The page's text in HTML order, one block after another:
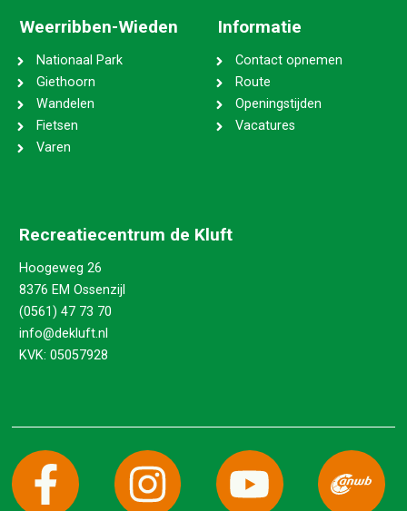
Weerribben-Wieden
Nationaal Park
Giethoorn
Wandelen
Fietsen
Varen
Informatie
Contact opnemen
Route
Openingstijden
Vacatures
Recreatiecentrum de Kluft
Hoogeweg 26
8376 EM Ossenzijl
(0561) 47 73 70
info@dekluft.nl
KVK: 05057928